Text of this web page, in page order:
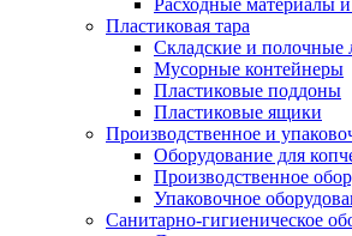
Расходные материалы
Пластиковая тара
Складские и полочные
Мусорные контейнеры
Пластиковые поддоны
Пластиковые ящики
Производственное и
Оборудование для
Производственное
Упаковочное
Санитарно-гигиеническое